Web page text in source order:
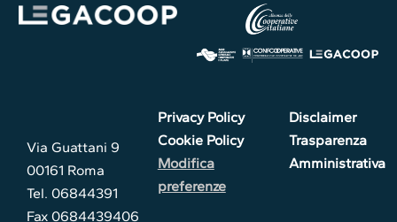
Via Guattani 9
00161 Roma
Tel. 06844391
Fax 0684439406
Privacy Policy
Cookie Policy
Modifica
preferenze
Disclaimer
Trasparenza
Amministrativa